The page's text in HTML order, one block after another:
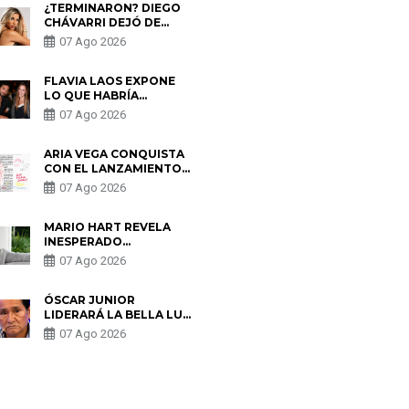
¿TERMINARON? DIEGO
CHÁVARRI DEJÓ DE
SEGUIR A GABRIELA
HERRERA Y ANUNCIA SU
07 Ago 2026
FLAVIA LAOS EXPONE
LO QUE HABRÍA
BUSCADO PABLO
HEREDIA CON ALE
PARTES QUERÍA EL
REMEMBER”
07 Ago 2026
ARIA VEGA CONQUISTA
CON EL LANZAMIENTO
DE “TOTOTO (+4)”
07 Ago 2026
MARIO HART REVELA
INESPERADO
PROBLEMA DE SALUD
ANTES DE SEPARARSE
ENCONTRARON UN
TUMOR”
07 Ago 2026
ÓSCAR JUNIOR
LIDERARÁ LA BELLA LUZ
TRAS SALIDA DE SU
PADRE POR POLÉMICA
07 Ago 2026